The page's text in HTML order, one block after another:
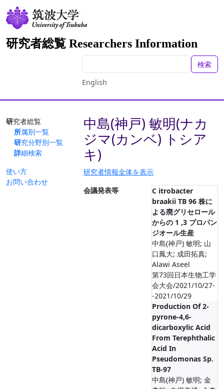
研究者総覧 Researchers Information
検索
English
研究者総覧
所属別一覧
研究分野別一覧
詳細検索
使い方
お問い合わせ
中島(神戸) 敏明(ナカ
ジマ(カンベ) トシア
キ)
研究者情報全体を表示
会議発表等
C itrobacter
braakii TB 96 株に
よる廃グリセロール
からの 1 ,3 プロパン
ジオール生産
中島(神戸) 敏明; 山
口鳳大; 成田拓真;
Alawi Aseel
第73回日本生物工学
会大会/2021/10/27-
-2021/10/29
Production Of 2-
pyrone-4,6-
dicarboxylic Acid
From Terephthalic
Acid In
Pseudomonas Sp.
TB-97
中島(神戸) 敏明; 金